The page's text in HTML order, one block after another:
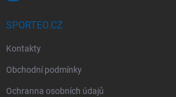
SPORTEO.CZ
Kontakty
Obchodní podmínky
Ochranna osobních údajů